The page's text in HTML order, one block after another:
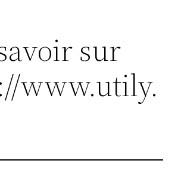
sur
www.utily.